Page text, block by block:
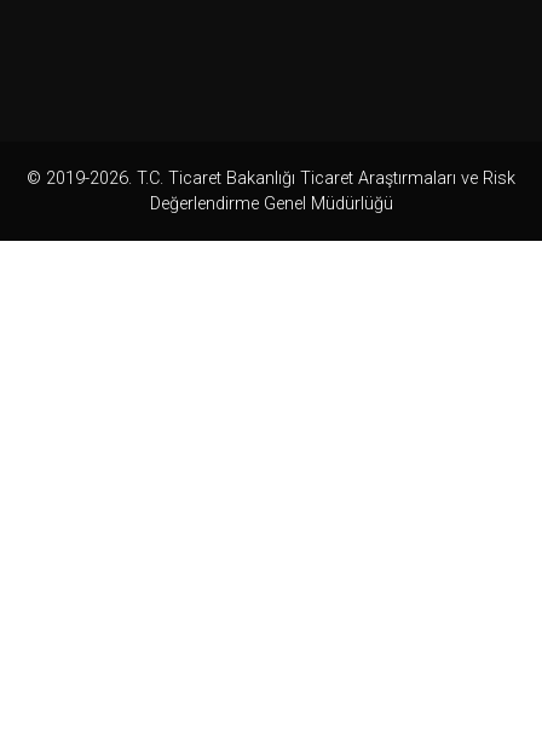
© 2019-2026. T.C. Ticaret Bakanlığı Ticaret Araştırmaları ve Risk
Değerlendirme Genel Müdürlüğü